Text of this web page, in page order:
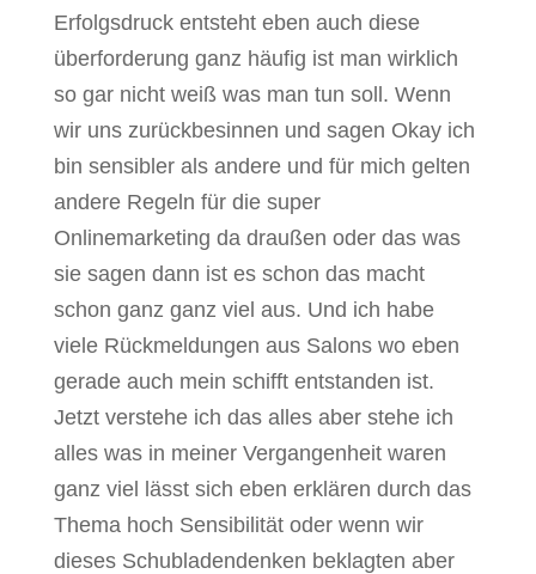
Erfolgsdruck entsteht eben auch diese
überforderung ganz häufig ist man wirklich
so gar nicht weiß was man tun soll. Wenn
wir uns zurückbesinnen und sagen Okay ich
bin sensibler als andere und für mich gelten
andere Regeln für die super
Onlinemarketing da draußen oder das was
sie sagen dann ist es schon das macht
schon ganz ganz viel aus. Und ich habe
viele Rückmeldungen aus Salons wo eben
gerade auch mein schifft entstanden ist.
Jetzt verstehe ich das alles aber stehe ich
alles was in meiner Vergangenheit waren
ganz viel lässt sich eben erklären durch das
Thema hoch Sensibilität oder wenn wir
dieses Schubladendenken beklagten aber